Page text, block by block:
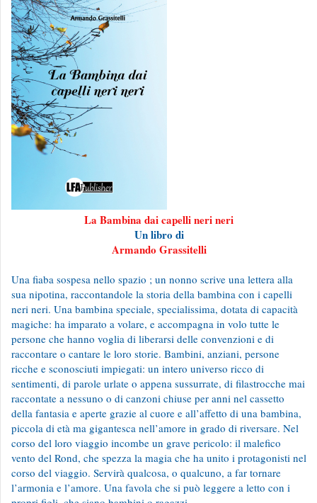
La Bambina dai capelli neri neri
Un libro di
Armando Grassitelli
Una fiaba sospesa nello spazio ; un nonno scrive una lettera alla
sua nipotina, raccontandole la storia della bambina con i capelli
neri neri. Una bambina speciale, specialissima, dotata di capacità
magiche: ha imparato a volare, e accompagna in volo tutte le
persone che hanno voglia di liberarsi delle convenzioni e di
raccontare o cantare le loro storie. Bambini, anziani, persone
ricche e sconosciuti impiegati: un intero universo ricco di
sentimenti, di parole urlate o appena sussurrate, di filastrocche mai
raccontate a nessuno o di canzoni chiuse per anni nel cassetto
della fantasia e aperte grazie al cuore e all’affetto di una bambina,
piccola di età ma gigantesca nell’amore in grado di riversare. Nel
corso del loro viaggio incombe un grave pericolo: il malefico
vento del Rond, che spezza la magia che ha unito i protagonisti nel
corso del viaggio. Servirà qualcosa, o qualcuno, a far tornare
l’armonia e l’amore. Una favola che si può leggere a letto con i